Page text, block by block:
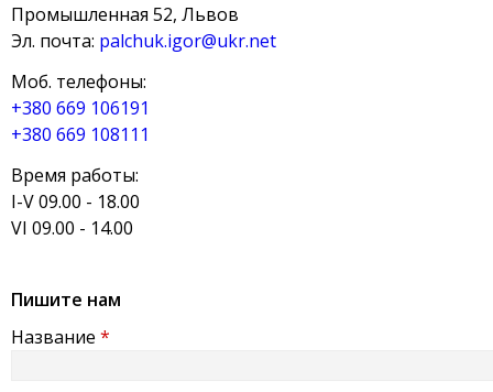
Промышленная 52, Львов
Эл. почта: palchuk.igor@ukr.net
Моб. телефоны:
+380 669 106191
+380 669 108111
Время работы:
I-V 09.00 - 18.00
VI 09.00 - 14.00
Пишите нам
Название *